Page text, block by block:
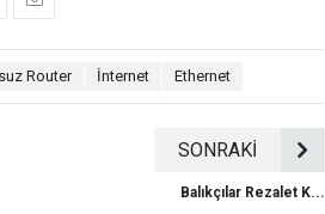
Router İnternet Ethernet
SONRAKİ
Balıkçılar Rezalet K...